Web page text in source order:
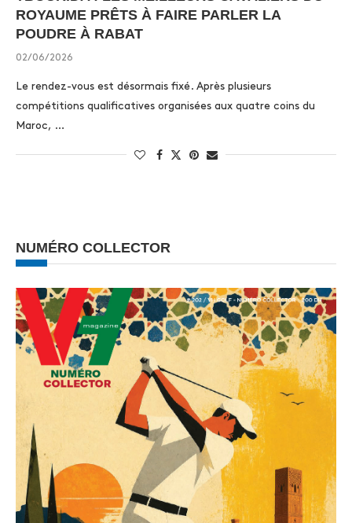
ROYAUME PRÊTS À FAIRE PARLER LA
POUDRE À RABAT
02/06/2026
Le rendez-vous est désormais fixé. Après plusieurs
compétitions qualificatives organisées aux quatre coins du
Maroc, …
NUMÉRO COLLECTOR